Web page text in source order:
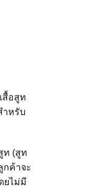
สื้อสูท
ำหรับ
ท (สูท
กค้าจะ
ยไม่มี